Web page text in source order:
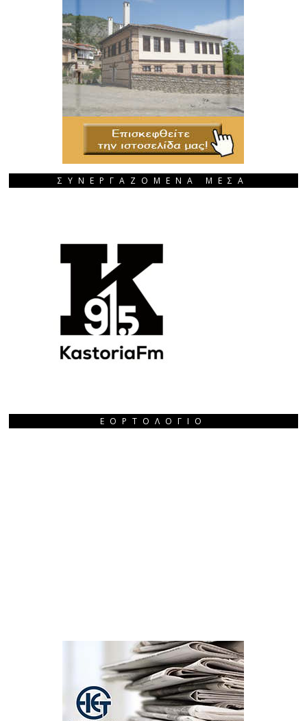
ΣΥΝΕΡΓΑΖΟΜΕΝΑ ΜΕΣΑ
ΕΟΡΤΟΛΌΓΙΟ